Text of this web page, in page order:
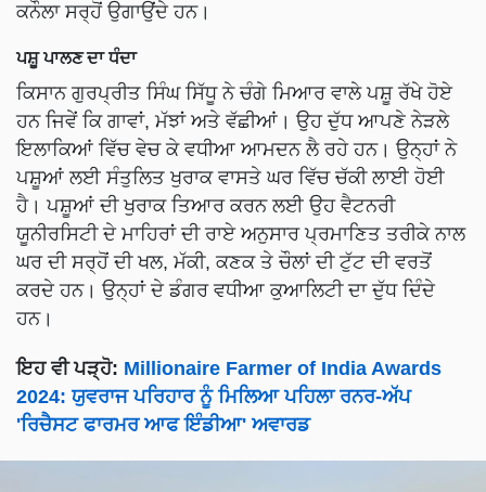
ਕਨੌਲਾ ਸਰ੍ਹੋਂ ਉਗਾਉਂਦੇ ਹਨ।
ਪਸ਼ੂ ਪਾਲਣ ਦਾ ਧੰਦਾ
ਕਿਸਾਨ ਗੁਰਪ੍ਰੀਤ ਸਿੰਘ ਸਿੱਧੂ ਨੇ ਚੰਗੇ ਮਿਆਰ ਵਾਲੇ ਪਸ਼ੂ ਰੱਖੇ ਹੋਏ
ਹਨ ਜਿਵੇਂ ਕਿ ਗਾਵਾਂ, ਮੱਝਾਂ ਅਤੇ ਵੱਛੀਆਂ। ਉਹ ਦੁੱਧ ਆਪਣੇ ਨੇੜਲੇ
ਇਲਾਕਿਆਂ ਵਿੱਚ ਵੇਚ ਕੇ ਵਧੀਆ ਆਮਦਨ ਲੈ ਰਹੇ ਹਨ। ਉਨ੍ਹਾਂ ਨੇ
ਪਸ਼ੂਆਂ ਲਈ ਸੰਤੁਲਿਤ ਖੁਰਾਕ ਵਾਸਤੇ ਘਰ ਵਿੱਚ ਚੱਕੀ ਲਾਈ ਹੋਈ
ਹੈ। ਪਸ਼ੂਆਂ ਦੀ ਖੁਰਾਕ ਤਿਆਰ ਕਰਨ ਲਈ ਉਹ ਵੈਟਨਰੀ
ਯੂਨੀਰਸਿਟੀ ਦੇ ਮਾਹਿਰਾਂ ਦੀ ਰਾਏ ਅਨੁਸਾਰ ਪ੍ਰਮਾਣਿਤ ਤਰੀਕੇ ਨਾਲ
ਘਰ ਦੀ ਸਰ੍ਹੋਂ ਦੀ ਖਲ, ਮੱਕੀ, ਕਣਕ ਤੇ ਚੌਲਾਂ ਦੀ ਟੁੱਟ ਦੀ ਵਰਤੋਂ
ਕਰਦੇ ਹਨ। ਉਨ੍ਹਾਂ ਦੇ ਡੰਗਰ ਵਧੀਆ ਕੁਆਲਿਟੀ ਦਾ ਦੁੱਧ ਦਿੰਦੇ
ਹਨ।
ਇਹ ਵੀ ਪੜ੍ਹੋ: Millionaire Farmer of India Awards
2024: ਯੁਵਰਾਜ ਪਰਿਹਾਰ ਨੂੰ ਮਿਲਿਆ ਪਹਿਲਾ ਰਨਰ-ਅੱਪ
'ਰਿਚੈਸਟ ਫਾਰਮਰ ਆਫ ਇੰਡੀਆ' ਅਵਾਰਡ